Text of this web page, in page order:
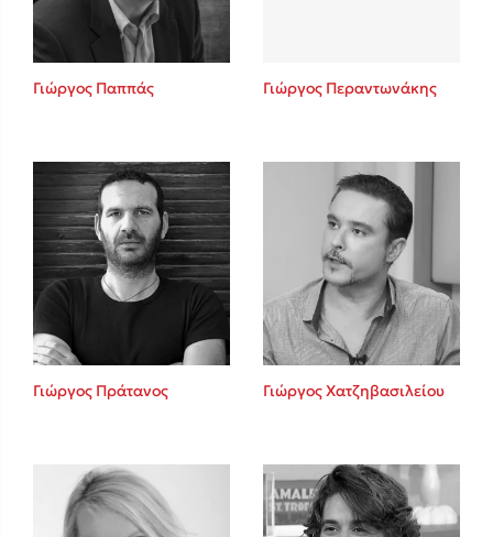
Γιώργος Παππάς Γιώργος Περαντωνάκης
Γιώργος Πράτανος Γιώργος Χατζηβασιλείου